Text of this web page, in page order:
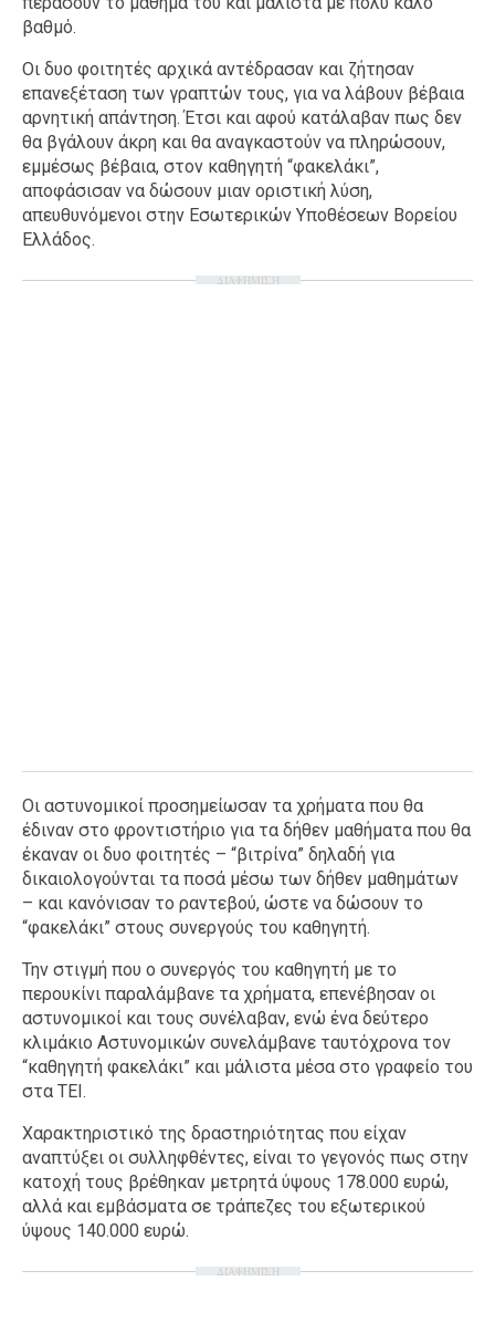
βαθμό.
Οι δυο φοιτητές αρχικά αντέδρασαν και ζήτησαν
επανεξέταση των γραπτών τους, για να λάβουν βέβαια
αρνητική απάντηση. Έτσι και αφού κατάλαβαν πως δεν
θα βγάλουν άκρη και θα αναγκαστούν να πληρώσουν,
εμμέσως βέβαια, στον καθηγητή “φακελάκι”,
αποφάσισαν να δώσουν μιαν οριστική λύση,
απευθυνόμενοι στην Εσωτερικών Υποθέσεων Βορείου
Ελλάδος.
ΔΙΑΦΗΜΙΣΗ
Οι αστυνομικοί προσημείωσαν τα χρήματα που θα
έδιναν στο φροντιστήριο για τα δήθεν μαθήματα που θα
έκαναν οι δυο φοιτητές – “βιτρίνα” δηλαδή για
δικαιολογούνται τα ποσά μέσω των δήθεν μαθημάτων
– και κανόνισαν το ραντεβού, ώστε να δώσουν το
“φακελάκι” στους συνεργούς του καθηγητή.
Την στιγμή που ο συνεργός του καθηγητή με το
περουκίνι παραλάμβανε τα χρήματα, επενέβησαν οι
αστυνομικοί και τους συνέλαβαν, ενώ ένα δεύτερο
κλιμάκιο Αστυνομικών συνελάμβανε ταυτόχρονα τον
“καθηγητή φακελάκι” και μάλιστα μέσα στο γραφείο του
στα ΤΕΙ.
Χαρακτηριστικό της δραστηριότητας που είχαν
αναπτύξει οι συλληφθέντες, είναι το γεγονός πως στην
κατοχή τους βρέθηκαν μετρητά ύψους 178.000 ευρώ,
αλλά και εμβάσματα σε τράπεζες του εξωτερικού
ύψους 140.000 ευρώ.
ΔΙΑΦΗΜΙΣΗ